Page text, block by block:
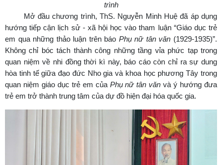
trình
Mở đầu chương trình, ThS. Nguyễn Minh Huệ đã áp dụng
hướng tiếp cận lịch sử - xã hội học vào tham luận “Giáo dục trẻ
em qua những thảo luận trên báo Phụ nữ tân văn (1929-1935)”.
Không chỉ bóc tách thành công những tầng vỉa phức tạp trong
quan niệm về nhi đồng thời kì này, báo cáo còn chỉ ra sự dung
hòa tinh tế giữa đạo đức Nho gia và khoa học phương Tây trong
quan niệm giáo dục trẻ em của Phụ nữ tân văn và ý hướng đưa
trẻ em trở thành trung tâm của dự đồ hiện đại hóa quốc gia.